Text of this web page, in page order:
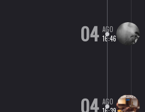
04 AGO
16:46
04 AGO